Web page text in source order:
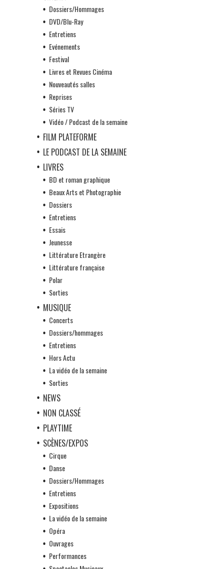
Dossiers/Hommages
DVD/Blu-Ray
Entretiens
Evénements
Festival
Livres et Revues Cinéma
Nouveautés salles
Reprises
Séries TV
Vidéo / Podcast de la semaine
FILM PLATEFORME
LE PODCAST DE LA SEMAINE
LIVRES
BD et roman graphique
Beaux Arts et Photographie
Dossiers
Entretiens
Essais
Jeunesse
Littérature Etrangère
Littérature française
Polar
Sorties
MUSIQUE
Concerts
Dossiers/hommages
Entretiens
Hors Actu
La vidéo de la semaine
Sorties
NEWS
NON CLASSÉ
PLAYTIME
SCÈNES/EXPOS
Cirque
Danse
Dossiers/Hommages
Entretiens
Expositions
La vidéo de la semaine
Opéra
Ouvrages
Performances